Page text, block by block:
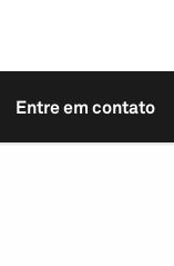
Entre em contato